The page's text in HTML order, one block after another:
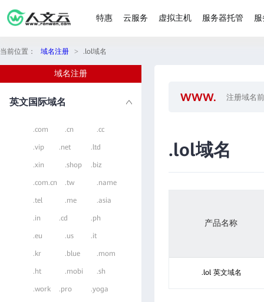
特惠 云服务 虚拟主机 服务器托管
当前位置： 域名注册 > .lol域名
域名注册
英文国际域名
.com .cn .cc
.vip .net .ltd
.xin .shop .biz
.com.cn .tw .name
.tel .me .asia
.in .cd .ph
.eu .us .it
.kr .blue .mom
.ht .mobi .sh
.work .pro .yoga
.lol域名
产品名称
.lol 英文域名